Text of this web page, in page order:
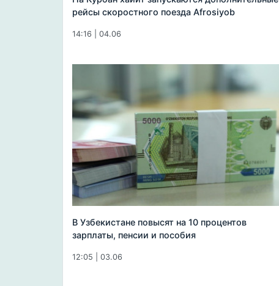
рейсы скоростного поезда Afrosiyob
14:16 | 04.06
В Узбекистане повысят на 10 процентов
зарплаты, пенсии и пособия
12:05 | 03.06